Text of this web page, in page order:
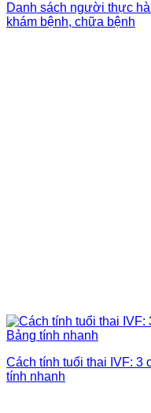
Danh sách người thực
khám bệnh, chữa bệnh
Cách tính tuổi thai IVF: 3
tính nhanh